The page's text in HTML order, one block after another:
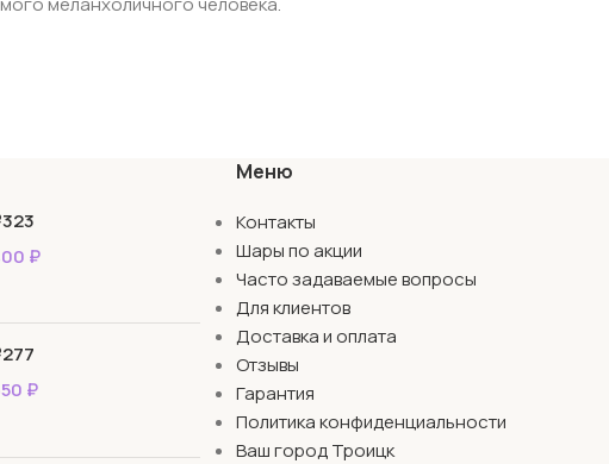
В нее можно поместить разноцветные шарики по
гармонично – по цвету или тематике, такая связка
₽
₽
Меню
Контакты
Шары по акции
Часто задаваемые вопросы
Для клиентов
Доставка и оплата
Отзывы
Гарантия
Политика конфиденциальности
Ваш город Троицк